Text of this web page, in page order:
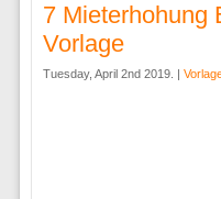
7 Mieterhohung
Vorlage
Tuesday, April 2nd 2019. |